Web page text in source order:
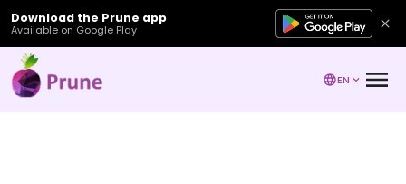
Download the Prune app
Available on Google Play
EN